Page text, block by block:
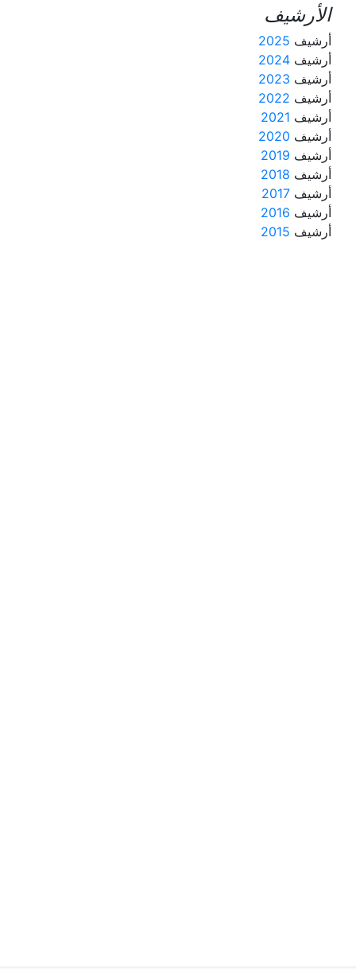
الأرشيف
أرشيف 2025
أرشيف 2024
أرشيف 2023
أرشيف 2022
أرشيف 2021
أرشيف 2020
أرشيف 2019
أرشيف 2018
أرشيف 2017
أرشيف 2016
أرشيف 2015